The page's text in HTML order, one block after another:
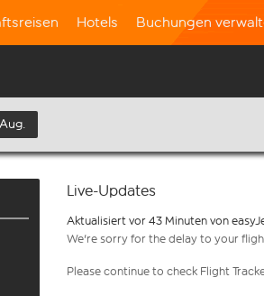
Hotels Buchungen
Live-Updates
Aktualisiert vor 43 Minuten von
We're sorry for the delay to your
Please continue to check Flight